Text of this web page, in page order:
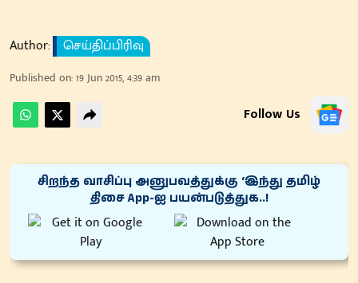
Author: செய்திப்பிரிவு
Published on:19 Jun 2015, 4:39 am
Follow Us
சிறந்த வாசிப்பு அனுபவத்துக்கு ‘இந்து தமிழ்
திசை App-ஐ பயன்படுத்துக..!